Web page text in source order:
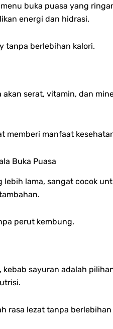
buka puasa yang
energi dan hidrasi.
tanpa berlebihan kalori.
serat, vitamin, dan
manfaat
Buka Puasa
lama, sangat cocok
perut kembung.
sayuran adalah
rasa lezat tanpa berlebihan